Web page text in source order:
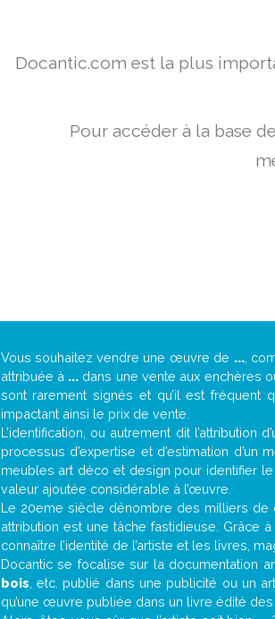
Docantic.com est la plus
Pour accéder à la base
Vous souhaitez vendre une œuvre de ...,
attribuée à ... dans une vente aux enchères
sont rarement signés et qu’il est fréquent
impactant ainsi le prix de vente.
L’identification, ou autrement dit
processus d’expertise et d’estimation
meubles art déco et design pour identifier
valeur ajoutée considérable à l’œuvre.
Le 20eme siècle dénombre des milliers
attribution est une tâche fastidieuse. Grâce
connaître l’identité de l’artiste et les livres,
Docantic se focalise sur la documentation
bois , etc. publié dans une publicité ou un
qu’une œuvre publiée dans un livre édité